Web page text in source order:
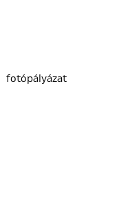
fotópályázat